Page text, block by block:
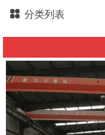
分类列表